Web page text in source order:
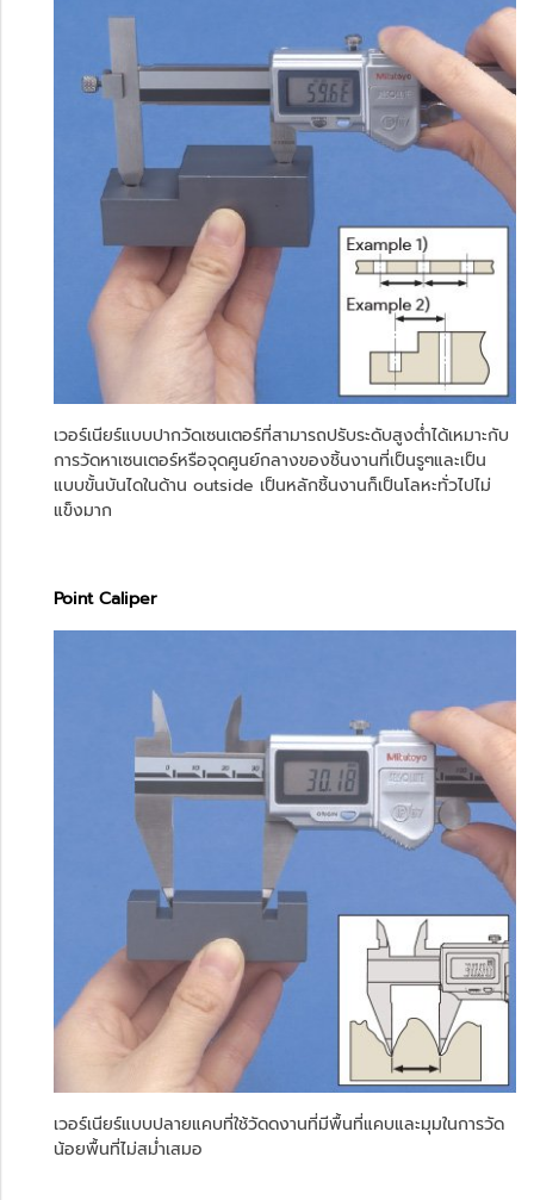
เวอร์เนียร์แบบปากวัดเซนเตอร์ที่สามารถปรับระดับสูงต่ำได้เหมาะกับ
การวัดหาเซนเตอร์หรือจุดศูนย์กลางของชิ้นงานที่เป็นรูๆและเป็น
แบบขั้นบันไดในด้าน outside เป็นหลักชิ้นงานก็เป็นโลหะทั่วไปไม่
แข็งมาก
Point Caliper
เวอร์เนียร์แบบปลายแคบที่ใช้วัดดงานที่มีพื้นที่แคบและมุมในการวัด
น้อยพื้นที่ไม่สม่ำเสมอ